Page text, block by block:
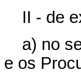
II - de
a) no
e os